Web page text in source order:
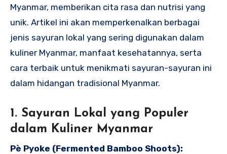
Myanmar, memberikan cita rasa dan nutrisi yang
unik. Artikel ini akan memperkenalkan berbagai
jenis sayuran lokal yang sering digunakan dalam
kuliner Myanmar, manfaat kesehatannya, serta
cara terbaik untuk menikmati sayuran-sayuran ini
dalam hidangan tradisional Myanmar.
1. Sayuran Lokal yang Populer
dalam Kuliner Myanmar
Pè Pyoke (Fermented Bamboo Shoots):